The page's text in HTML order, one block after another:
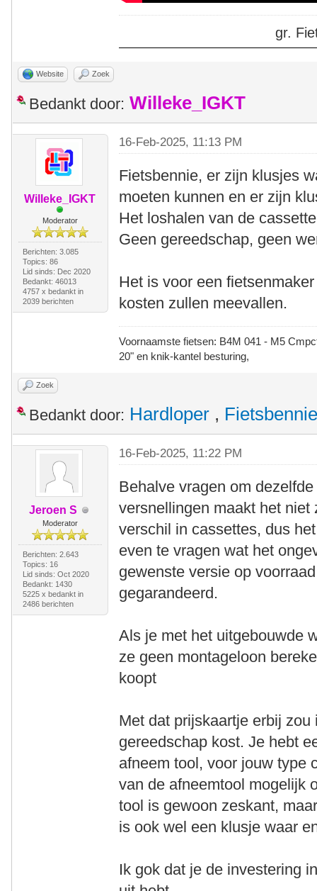
gr.
Website Zoek
Bedankt door: Willeke_IGKT
Willeke_IGKT
Moderator
Berichten: 3.085
Topics: 86
Lid sinds: Dec 2020
Bedankt: 46013
4757 x bedankt in
2039 berichten
16-Feb-2025, 11:13 PM
Fietsbennie, er zijn klusjes
moeten kunnen en er zijn
Het loshalen van de
Geen gereedschap, geen
Het is voor een
kosten zullen meevallen.
Voornaamste fietsen: B4M 041 - M5
20" en knik-kantel besturing,
Zoek
Bedankt door: Hardloper , Fietsbennie
Jeroen S
Moderator
Berichten: 2.643
Topics: 16
Lid sinds: Oct 2020
Bedankt: 1430
5225 x bedankt in
2486 berichten
16-Feb-2025, 11:22 PM
Behalve vragen om
versnellingen maakt het
verschil in cassettes, dus
even te vragen wat het
gewenste versie op
gegarandeerd.
Als je met het uitgebouwde
ze geen montageloon
koopt
Met dat prijskaartje erbij
gereedschap kost. Je hebt
afneem tool, voor jouw type
van de afneemtool mogelijk
tool is gewoon zeskant,
is ook wel een klusje waar
Ik gok dat je de investering